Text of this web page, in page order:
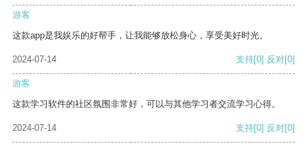
游客
这款app是我娱乐的好帮手，让我能够放松身心，享受美好时光。
2024-07-14 支持[0] 反对[0]
游客
这款学习软件的社区氛围非常好，可以与其他学习者交流学习心得。
2024-07-14 支持[0] 反对[0]